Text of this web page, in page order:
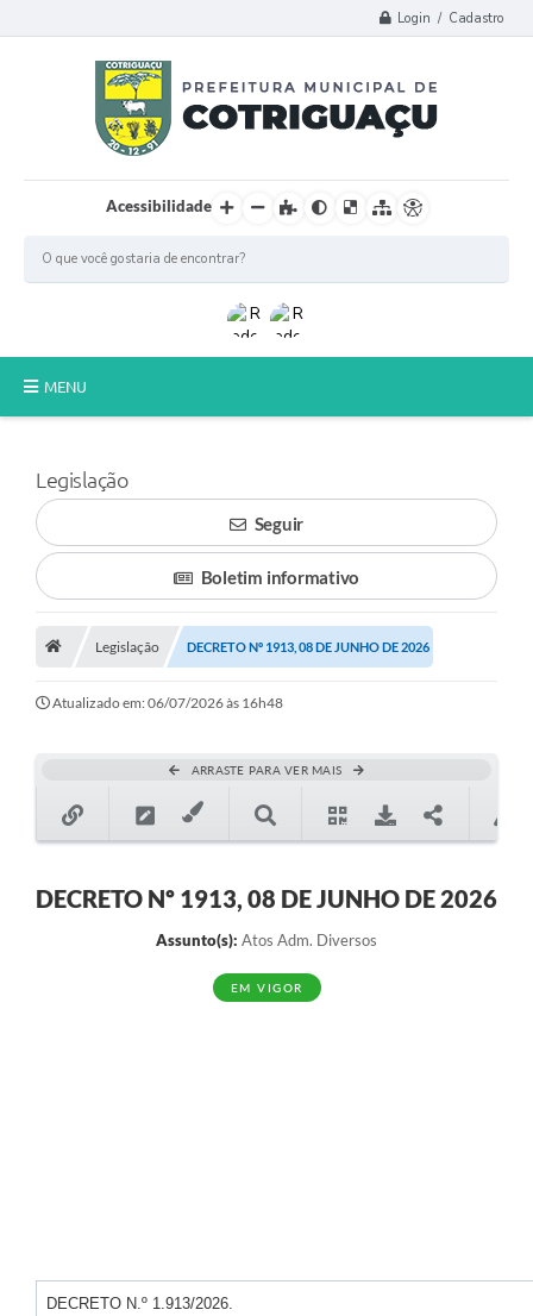
Login / Cadastro
Acessibilidade
MENU
Poder Legislativo
A Prefeitura
Município
Galeria de Fotos
Ouvidoria
Legislação
Legislação
Seguir
Boletim informativo
Legislação DECRETO Nº 1913, 08 DE JUNHO DE 2026
Atualizado em: 06/07/2026 às 16h48
ARRASTE PARA VER MAIS
DECRETO Nº 1913, 08 DE JUNHO DE 2026
Assunto(s): Atos Adm. Diversos
EM VIGOR
DECRETO N.º 1.913/2026.